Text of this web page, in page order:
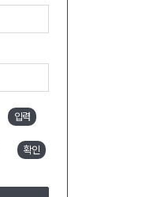
입력
확인